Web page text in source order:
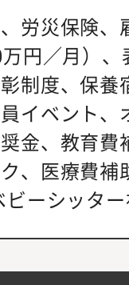
労災保険、
円／月）
制度、保
イベント
金、教育
、医療費
ーシッタ